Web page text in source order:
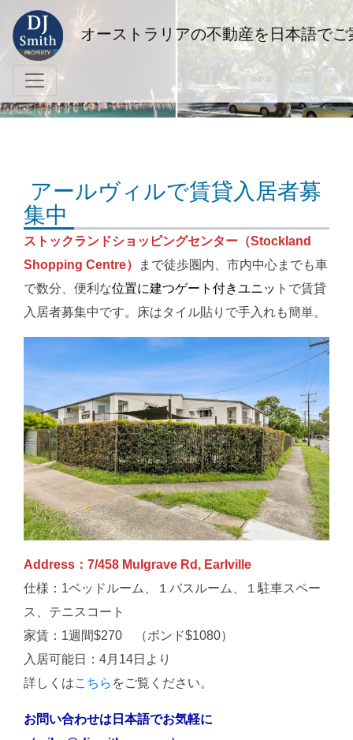
オーストラリアの不動産を日本語でご
アールヴィルで賃貸入居者募
集中
ストックランドショッピングセンター（Stockland
Shopping Centre）
まで徒歩圏内、市内中心までも車
で数分、便利な位置に建つゲート付きユニッ トで賃貸
入居者募集中です。床はタイル貼りで手入れも簡単。
Address：7/458 Mulgrave Rd, Earlville
仕様：1ベッドルーム、１バスルーム、１駐車スペー
ス、テニスコート
家賃：1週間$270 （ボンド$1080）
入居可能日：4月14日より
詳しくはこちら をご覧ください。
お問い合わせは日本語でお気軽に